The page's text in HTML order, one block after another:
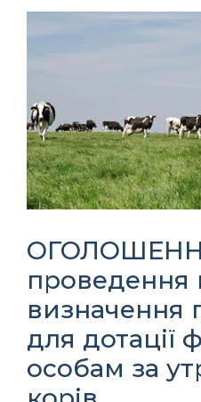
проведення
визначення
для дотації
особам за